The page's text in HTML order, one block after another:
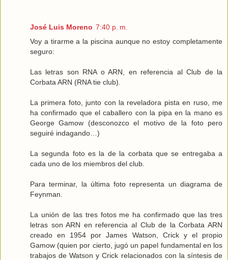
José Luis Moreno 7:40 p. m.
Voy a tirarme a la piscina aunque no estoy completamente
seguro:
Las letras son RNA o ARN, en referencia al Club de la
Corbata ARN (RNA tie club).
La primera foto, junto con la reveladora pista en ruso, me
ha confirmado que el caballero con la pipa en la mano es
George Gamow (desconozco el motivo de la foto pero
seguiré indagando…)
La segunda foto es la de la corbata que se entregaba a
cada uno de los miembros del club.
Para terminar, la última foto representa un diagrama de
Feynman.
La unión de las tres fotos me ha confirmado que las tres
letras son ARN en referencia al Club de la Corbata ARN
creado en 1954 por James Watson, Crick y el propio
Gamow (quien por cierto, jugó un papel fundamental en los
trabajos de Watson y Crick relacionados con la síntesis de